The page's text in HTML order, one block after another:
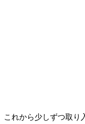
これから少しずつ取り